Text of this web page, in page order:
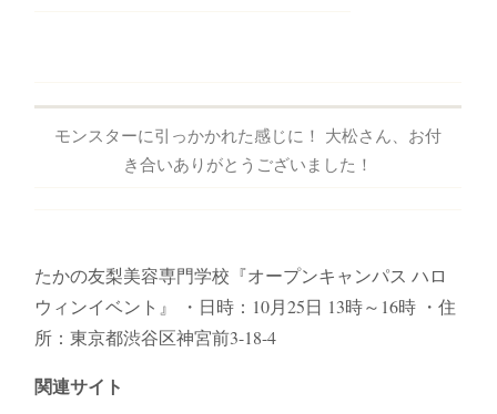
モンスターに引っかかれた感じに！ 大松さん、お付
き合いありがとうございました！
たかの友梨美容専門学校『オープンキャンパス ハロ
ウィンイベント』 ・日時：10月25日 13時～16時 ・住
所：東京都渋谷区神宮前3-18-4
関連サイト